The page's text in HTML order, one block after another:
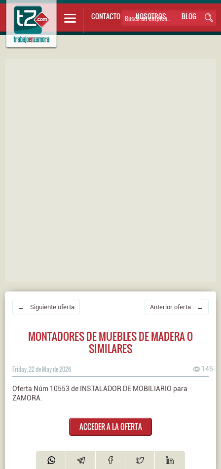
CONTACTO NOSOTROS BLOG
← Siguiente oferta Anterior oferta →
MONTADORES DE MUEBLES DE MADERA O
SIMILARES
Friday, 22 de May de 2026 145
Oferta Núm 10553 de INSTALADOR DE MOBILIARIO para
ZAMORA.
ACCEDER A LA OFERTA